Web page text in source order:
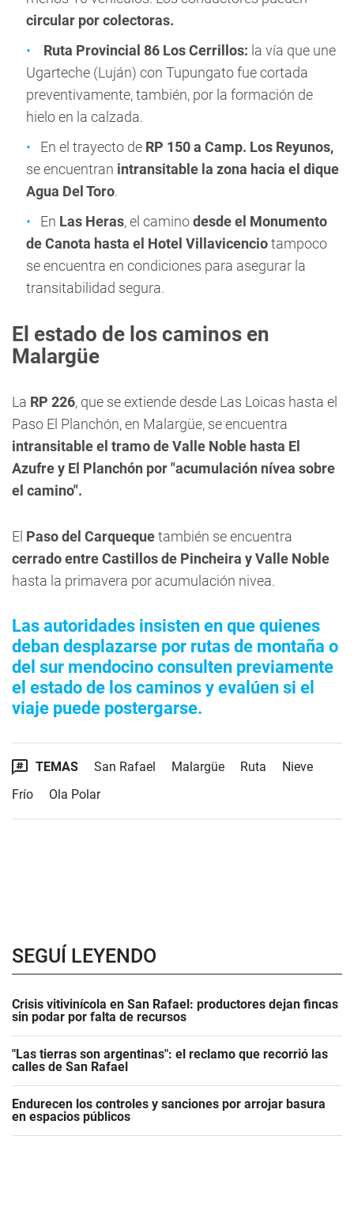
circular por colectoras.
Ruta Provincial 86 Los Cerrillos: la vía que une
Ugarteche (Luján) con Tupungato fue cortada
preventivamente, también, por la formación de
hielo en la calzada.
En el trayecto de RP 150 a Camp. Los Reyunos,
se encuentran intransitable la zona hacia el dique
Agua Del Toro.
En Las Heras, el caminodesde el Monumento
de Canota hasta el Hotel Villavicenciotampoco
se encuentra en condiciones para asegurar la
transitabilidad segura.
El estado de los caminos en
Malargüe
La RP 226, que se extiende desde Las Loicas hasta el
Paso El Planchón, en Malargüe, se encuentra
intransitable el tramo de Valle Noble hasta El
Azufre y El Planchón por "acumulación nívea sobre
el camino".
El Paso del Carquequetambién se encuentra
cerrado entre Castillos de Pincheira y Valle Noble
hasta la primavera por acumulación nivea.
Las autoridades insisten en que quienes
deban desplazarse por rutas de montaña o
del sur mendocino consulten previamente
el estado de los caminos y evalúen si el
viaje puede postergarse.
TEMAS San Rafael Malargüe Ruta
Nieve
Frío
Ola Polar
SEGUÍ LEYENDO
Crisis vitivinícola en San Rafael: productores dejan fincas
sin podar por falta de recursos
"Las tierras son argentinas": el reclamo que recorrió las
calles de San Rafael
Endurecen los controles y sanciones por arrojar basura
en espacios públicos